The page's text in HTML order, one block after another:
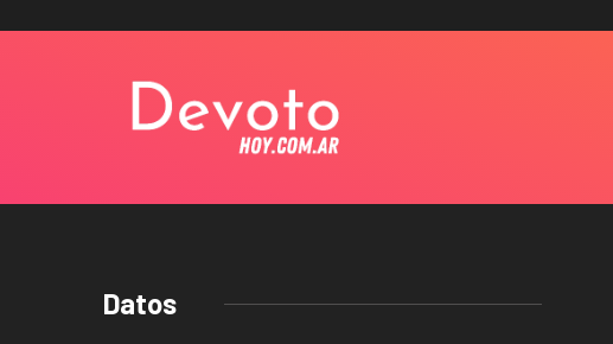
Datos